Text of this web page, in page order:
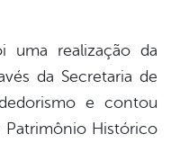
uma realização da
da Secretaria de
e contou
Histórico